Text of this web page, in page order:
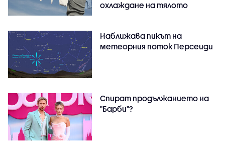
охлаждане на тялото
Наближава пикът на
метеорния поток Персеиди
Спират продължанието на
"Барби"?